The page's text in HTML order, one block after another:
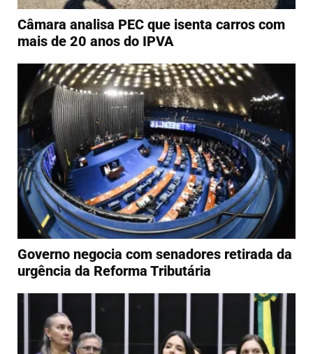
Câmara analisa PEC que isenta carros com
mais de 20 anos do IPVA
Governo negocia com senadores retirada da
urgência da Reforma Tributária